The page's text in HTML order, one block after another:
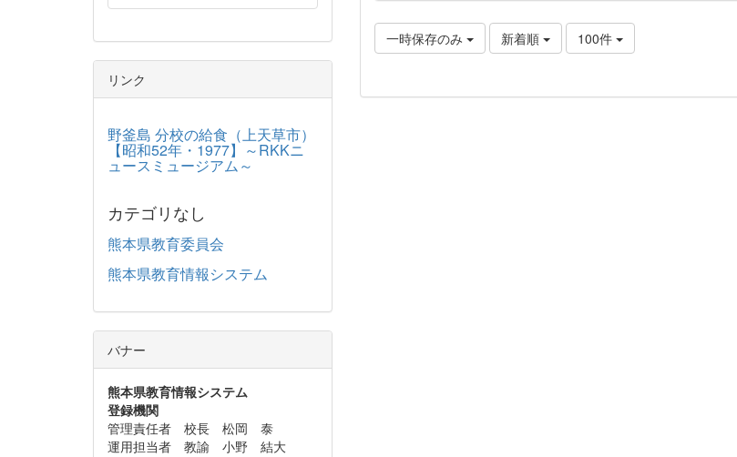
一時保存のみ 新着順 100件
リンク
野釜島 分校の給食（上天草市）
【昭和52年・1977】～RKKニ
ュースミュージアム～
カテゴリなし
熊本県教育委員会
熊本県教育情報システム
バナー
熊本県教育情報システム
登録機関
管理責任者 校長 松岡 泰
運用担当者 教諭 小野 結大